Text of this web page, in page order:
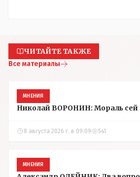
ЧИТАЙТЕ ТАКЖЕ
Все материалы
МНЕНИЯ
Николай ВОРОНИН: Мораль сей
8 августа 2026 г. в 09:09 541
МНЕНИЯ